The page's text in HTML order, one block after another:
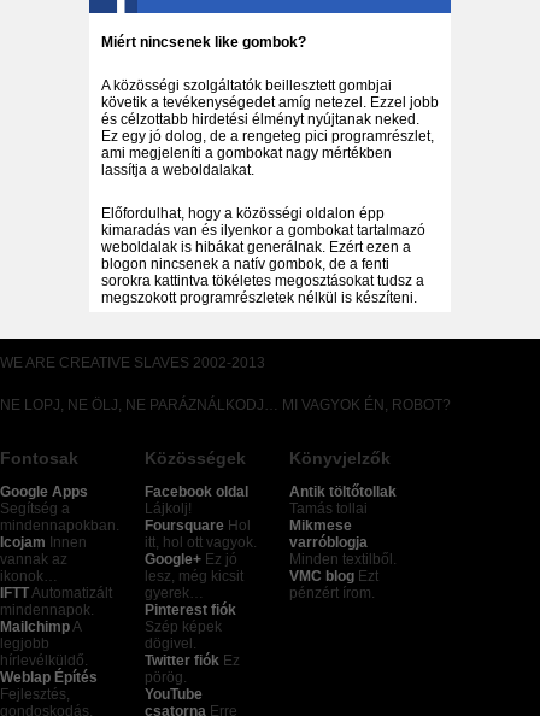
Miért nincsenek like gombok?
A közösségi szolgáltatók beillesztett gombjai
követik a tevékenységedet amíg netezel. Ezzel jobb
és célzottabb hirdetési élményt nyújtanak neked.
Ez egy jó dolog, de a rengeteg pici programrészlet,
ami megjeleníti a gombokat nagy mértékben
lassítja a weboldalakat.
Előfordulhat, hogy a közösségi oldalon épp
kimaradás van és ilyenkor a gombokat tartalmazó
weboldalak is hibákat generálnak. Ezért ezen a
blogon nincsenek a natív gombok, de a fenti
sorokra kattintva tökéletes megosztásokat tudsz a
megszokott programrészletek nélkül is készíteni.
WE ARE CREATIVE SLAVES 2002-2013
NE LOPJ, NE ÖLJ, NE PARÁZNÁLKODJ… MI VAGYOK ÉN, ROBOT?
Fontosak
Google Apps
Segítség a
mindennapokban.
Icojam Innen
vannak az
ikonok…
IFTT Automatizált
mindennapok.
Mailchimp A
legjobb
hírlevélküldő.
Weblap Építés
Fejlesztés,
gondoskodás,
Közösségek
Facebook oldal
Lájkolj!
Foursquare Hol
itt, hol ott vagyok.
Google+ Ez jó
lesz, még kicsit
gyerek…
Pinterest fiók
Szép képek
dögivel.
Twitter fiók Ez
pörög.
YouTube
csatorna Erre
Könyvjelzők
Antik töltőtollak
Tamás tollai
Mikmese
varróblogja
Minden textilből.
VMC blog Ezt
pénzért írom.